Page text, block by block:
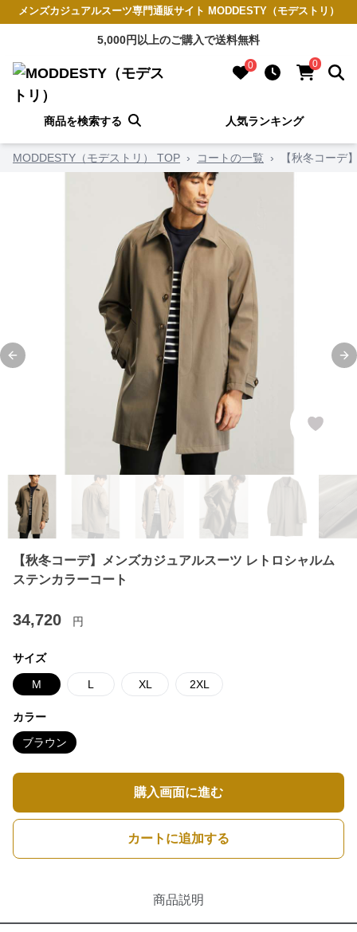
メンズカジュアルスーツ専門通販サイト MODDESTY（モデストリ）
5,000円以上のご購入で送料無料
0 0
商品を検索する 人気ランキング
MODDESTY（モデストリ） TOP › コートの一覧 › 【秋冬コーデ
Previous slide
【秋冬コーデ】メンズカジュアルスーツ レトロシャルム
ステンカラーコート
34,720 円
サイズ
M L XL 2XL
カラー
ブラウン
購入画面に進む
カートに追加する
商品説明